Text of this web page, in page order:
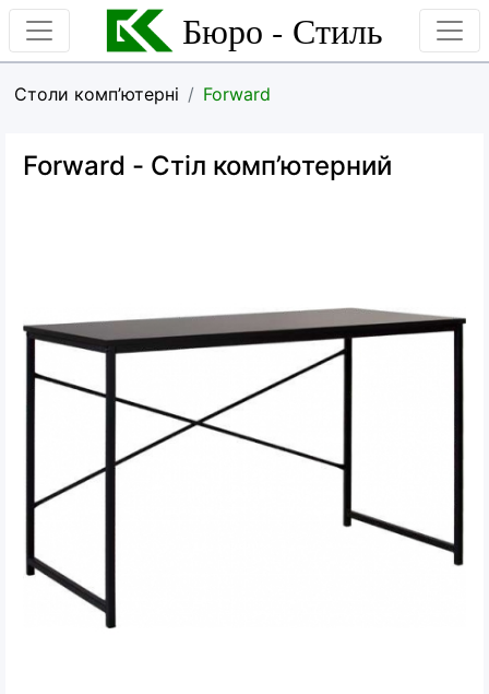
Бюро - Стиль
Столи комп’ютерні Forward
Forward - Стіл комп’ютерний